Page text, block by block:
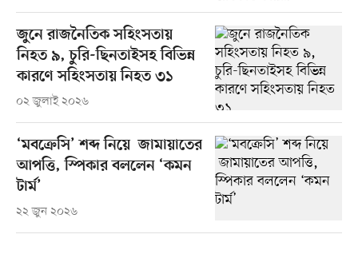
জুনে রাজনৈতিক সহিংসতায়
নিহত ৯, চুরি-ছিনতাইসহ বিভিন্ন
কারণে সহিংসতায় নিহত ৩১
০২ জুলাই ২০২৬
‘মবক্রেসি’ শব্দ নিয়ে জামায়াতের
আপত্তি, স্পিকার বললেন ‘কমন
টার্ম’
২২ জুন ২০২৬